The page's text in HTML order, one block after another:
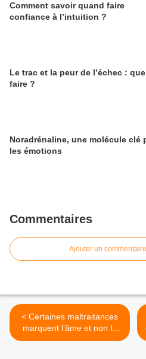
Comment savoir quand faire
confiance à l’intuition ?
Le trac et la peur de l’échec : que
faire ?
Noradrénaline, une molécule clé
les émotions
Commentaires
Ajouter un commentaire
< Certaines maltraitances
marquent l’âme et non la
peau